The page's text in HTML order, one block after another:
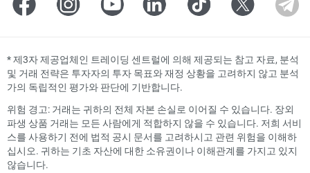
*제3자 제공업체인 트레이딩 센트럴에 의해 제공되는 참고 자료, 분석
및 거래 전략은 투자자의 투자 목표와 재정 상황을 고려하지 않고 분석
가의 독립적인 평가와 판단에 기반합니다.
위험 경고: 거래는 귀하의 전체 자본 손실로 이어질 수 있습니다. 장외
파생 상품 거래는 모든 사람에게 적합하지 않을 수 있습니다. 저희 서비
스를 사용하기 전에 법적 공시 문서를 고려하시고 관련 위험을 이해하
십시오. 귀하는 기초 자산에 대한 소유권이나 이해관계를 가지고 있지
않습니다.